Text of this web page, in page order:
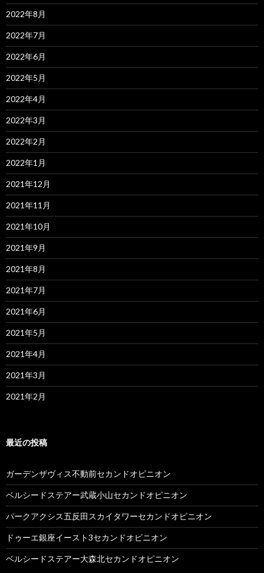
2022年8月
2022年7月
2022年6月
2022年5月
2022年4月
2022年3月
2022年2月
2022年1月
2021年12月
2021年11月
2021年10月
2021年9月
2021年8月
2021年7月
2021年6月
2021年5月
2021年4月
2021年3月
2021年2月
最近の投稿
ガーデンザヴィス不動前セカンドオピニオン
ベルシードステアー武蔵小山セカンドオピニオン
パークアクシス五反田スカイタワーセカンドオピニオン
ドゥーエ銀座イースト3セカンドオピニオン
ベルシードステアー大森北セカンドオピニオン